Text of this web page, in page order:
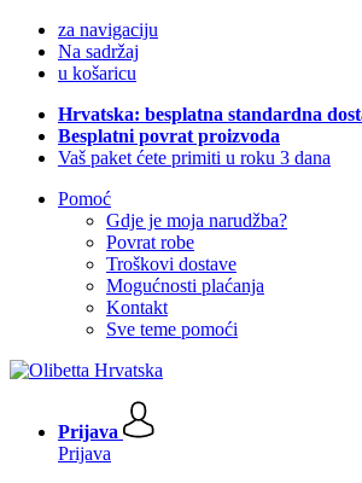
za navigaciju
Na sadržaj
u košaricu
Hrvatska: besplatna standardna
Besplatni povrat proizvoda
Vaš paket ćete primiti u roku 3 dana
Pomoć
Gdje je moja narudžba?
Povrat robe
Troškovi dostave
Mogućnosti plaćanja
Kontakt
Sve teme pomoći
Prijava
Prijava